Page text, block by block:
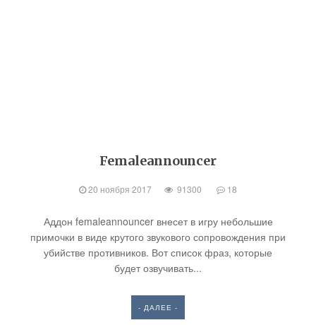
Femaleannouncer
20 ноября 2017 91300 18
Аддон femaleannouncer внесет в игру небольшие
примочки в виде крутого звукового сопровождения при
убийстве противников. Вот список фраз, которые
будет озвучивать...
- ДАЛЕЕ -